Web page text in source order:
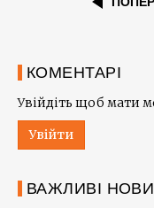
КОМЕНТАРІ
Увійдіть щоб мати
Увійти
ВАЖЛИВІ